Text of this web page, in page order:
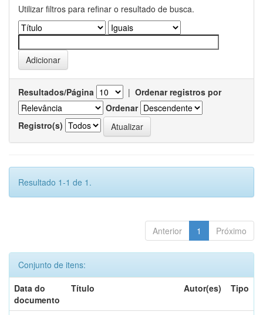
Utilizar filtros para refinar o resultado de busca.
Resultados/Página | Ordenar registros por
Ordenar
Registro(s)
Resultado 1-1 de 1.
Anterior 1 Próximo
Conjunto de itens:
Data do
documento
Título Autor(es) Tipo